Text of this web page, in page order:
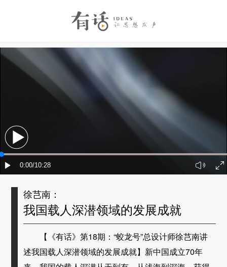
徐芑南：
我国载人深潜领域的发展成就
【《有话》第18期：“蛟龙号”总设计师徐芑南讲
述我国载人深潜领域的发展成就】新中国成立70年